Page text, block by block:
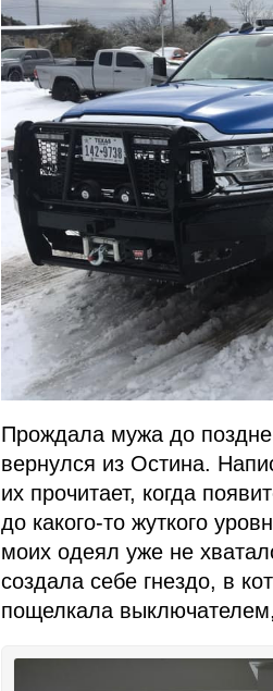
Прождала мужа до
вернулся из Остина.
их прочитает, когда
до какого-то жуткого
моих одеял уже не
создала себе гнездо, в
пощелкала